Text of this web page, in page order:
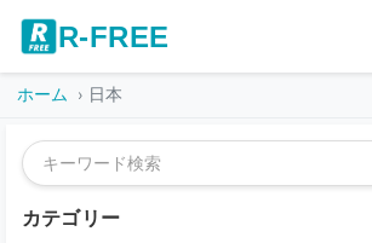
R-FREE
ホーム 日本
カテゴリー